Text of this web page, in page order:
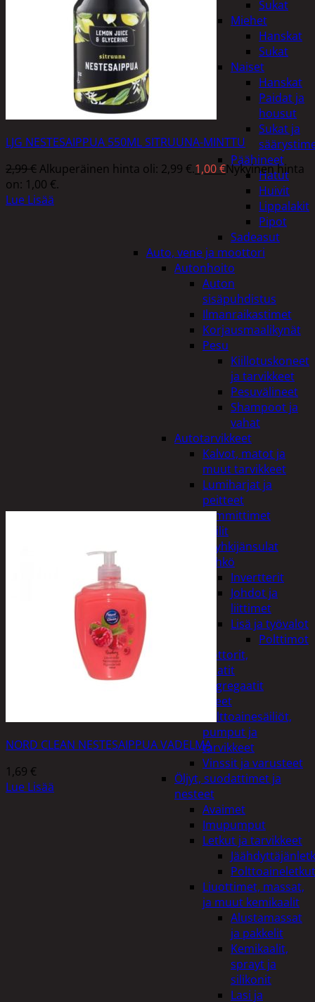
Sukat
Miehet
Hanskat
Sukat
Naiset
Hanskat
Paidat ja
housut
Sukat ja
Päähineet
Hatut
Huivit
Lippalakit
Pipot
Sadeasut
Auto, vene ja moottori
Autonhoito
Auton
sisäpuhdistus
Ilmanraikastimet
Korjausmaalikynät
Pesu
Kiillotuskoneet
ja tarvikkeet
Pesuvälineet
Shampoot ja
vahat
Autotarvikkeet
Kalvot, matot ja
muut tarvikkeet
Lumiharjat ja
peitteet
Lämmittimet
Peilit
Pyyhkijänsulat
Sähkö
Invertterit
Johdot ja
liittimet
Lisä ja työvalot
Polttimot
Irtomoottorit,
aggregaatit
Aggregaatit
Lisälaitteet
Polttoainesäiliöt,
pumput ja
tarvikkeet
Vinssit ja varusteet
Öljyt, suodattimet ja
nesteet
Avaimet
Imupumput
Letkut ja tarvikkeet
Polttoaineletkut
Liuottimet, massat,
ja muut kemikaalit
Alustamassat
ja pakkelit
Kemikaalit,
sprayt ja
silikonit
Lasi ja
LJG NESTESAIPPUA 550ML SITRUUNA-MINTTU
2,99€Alkuperäinen hinta oli: 2,99 €.1,00€Nykyinen hinta
on: 1,00 €.
Lue Lisää
NORD CLEAN NESTESAIPPUA VADELMA
1,69 €
Lue Lisää